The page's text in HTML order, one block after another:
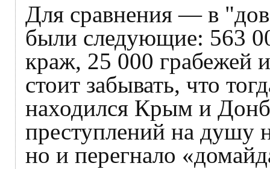
Для сравнения — в
были следующие: 563
краж, 25 000 грабежей
стоит забывать, что
находился Крым и
преступлений на душу
но и перегнало